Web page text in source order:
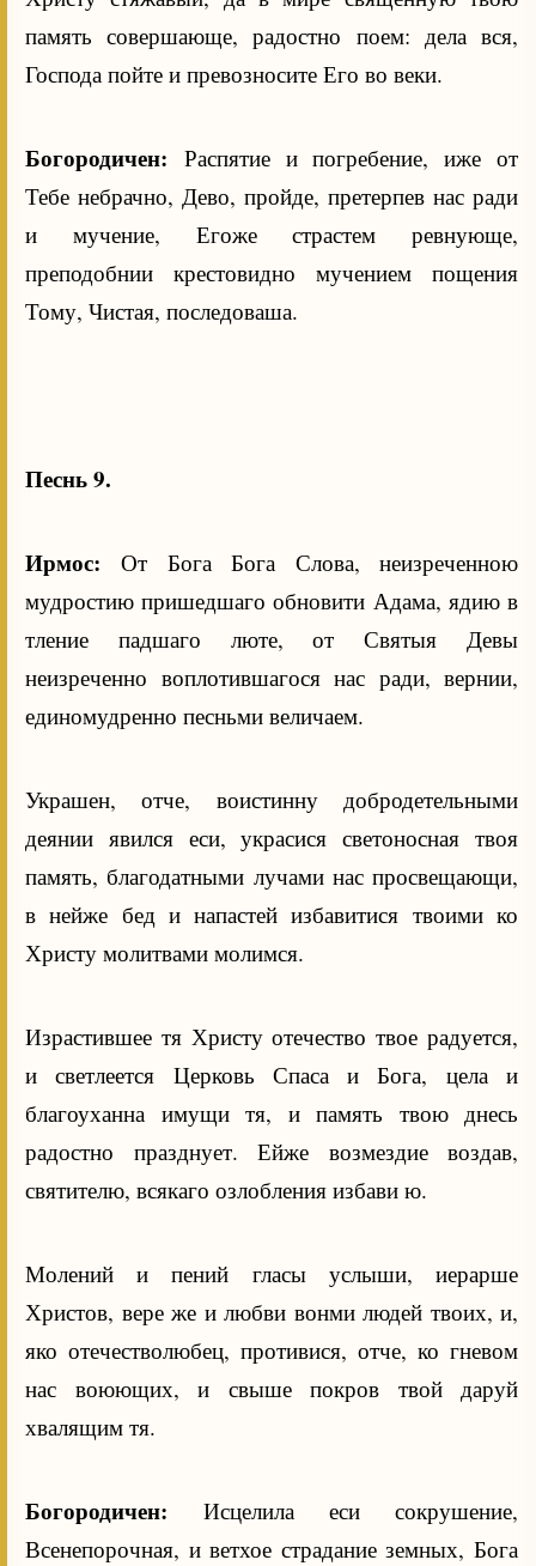
память совершающе, радостно поем: дела вся,
Господа пойте и превозносите Его во веки.
Богородичен: Распятие и погребение, иже от
Тебе небрачно, Дево, пройде, претерпев нас ради
и мучение, Егоже страстем ревнующе,
преподобнии крестовидно мучением пощения
Тому, Чистая, последоваша.
Песнь 9.
Ирмос:От Бога Бога Слова, неизреченною
мудростию пришедшаго обновити Адама, ядию в
тление падшаго люте, от Святыя Девы
неизреченно воплотившагося нас ради, вернии,
единомудренно песньми величаем.
Украшен, отче, воистинну добродетельными
деянии явился еси, украсися светоносная твоя
память, благодатными лучами нас просвещающи,
в нейже бед и напастей избавитися твоими ко
Христу молитвами молимся.
Израстившее тя Христу отечество твое радуется,
и светлеется Церковь Спаса и Бога, цела и
благоуханна имущи тя, и память твою днесь
радостно празднует. Ейже возмездие воздав,
святителю, всякаго озлобления избави ю.
Молений и пений гласы услыши, иерарше
Христов, вере же и любви вонми людей твоих, и,
яко отечестволюбец, противися, отче, ко гневом
нас воюющих, и свыше покров твой даруй
хвалящим тя.
Богородичен: Исцелила еси сокрушение,
Всенепорочная, и ветхое страдание земных, Бога